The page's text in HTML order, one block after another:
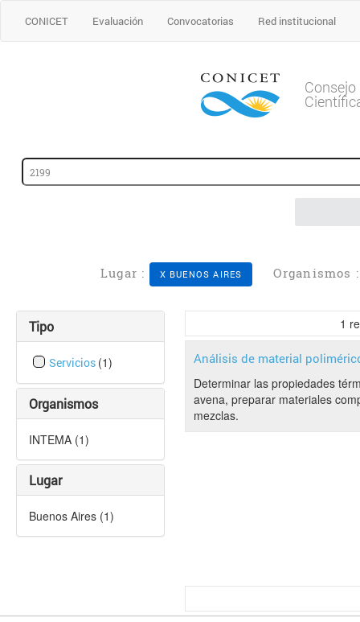
CONICET Evaluación Convocatorias Red institucional
Lugar : X BUENOS AIRES Organismos
Tipo
Servicios (1)
Organismos
INTEMA (1)
Lugar
Buenos Aires (1)
1
Análisis de material
Determinar las propiedades
avena, preparar materiales
mezclas.